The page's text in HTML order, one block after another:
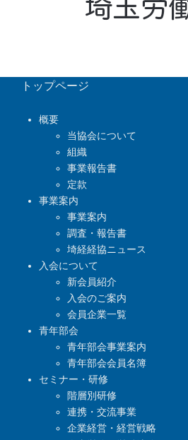
トップページ
概要
当協会について
組織
事業報告書
定款
事業案内
事業案内
調査・報告書
埼経経協ニュース
入会について
新会員紹介
入会のご案内
会員企業一覧
青年部会
青年部会事業案内
青年部会会員名簿
セミナー・研修
階層別研修
連携・交流事業
企業経営・経営戦略